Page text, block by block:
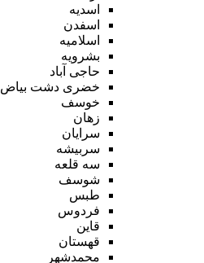
اسدیه
اسفدن
اسلامیه
بشرویه
حاجی آباد
خضری دشت بیاض
خوسف
زهان
سرایان
سربیشه
سه قلعه
شوسف
طبس
فردوس
قاین
قهستان
محمدشهر